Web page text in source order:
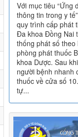
Với mục tiêu “Ứng
thông tin trong y
quy trình cấp phát
Đa khoa Đồng Nai
thống phát số theo
phòng phát thuốc
khoa Dược. Sau
người bệnh nhanh
thuốc về cửa số
tự...